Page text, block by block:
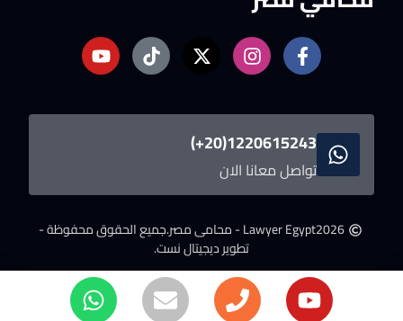
1220615243(20+)
تواصل معانا الان
2026Lawyer Egypt - محامى مصر.
جميع الحقوق محفوظة -
تطوير ديجيتال نست.